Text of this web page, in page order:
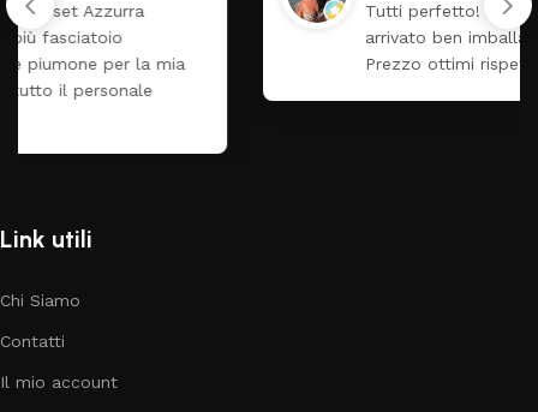
Tutti perfetto! Ho ordinato un lettino che é
arrivato ben imballato dopo pochi giorni.
Prezzo ottimi rispetto la concorrenza
Link utili
Chi Siamo
Contatti
Il mio account